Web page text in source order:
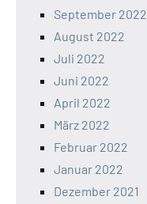
September 2022
August 2022
Juli 2022
Juni 2022
April 2022
März 2022
Februar 2022
Januar 2022
Dezember 2021